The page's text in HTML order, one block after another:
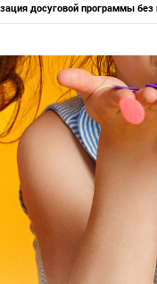
досуговой программы без